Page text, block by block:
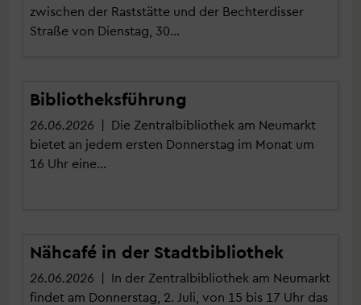
zwischen der Raststätte und der Bechterdisser
Straße von Dienstag, 30…
Bibliotheksführung
26.06.2026 | Die Zentralbibliothek am Neumarkt
bietet an jedem ersten Donnerstag im Monat um
16 Uhr eine…
Nähcafé in der Stadtbibliothek
26.06.2026 | In der Zentralbibliothek am Neumarkt
findet am Donnerstag, 2. Juli, von 15 bis 17 Uhr das